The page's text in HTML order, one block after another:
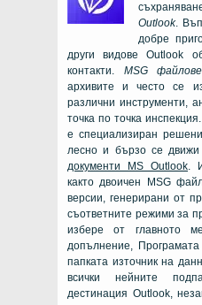
Outlook.
добре
други видовеOutlook
контакти. MSGфайлове
архивите и често се
различни инструменти,
точка по точка инспекция.
е специализиран
лесно и бързо се движи
документи
MS Outlook.
както двоичен
MSG
версии, генерирани от
съответните режими за
избере от главното
допълнение, Програмата
папката източник на
всички нейните
дестинация Outlook,